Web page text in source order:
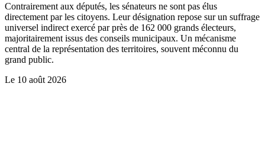
Contrairement aux députés, les sénateurs ne sont pas élus
directement par les citoyens. Leur désignation repose sur un suffrage
universel indirect exercé par près de 162 000 grands électeurs,
majoritairement issus des conseils municipaux. Un mécanisme
central de la représentation des territoires, souvent méconnu du
grand public.
Le 10 août 2026